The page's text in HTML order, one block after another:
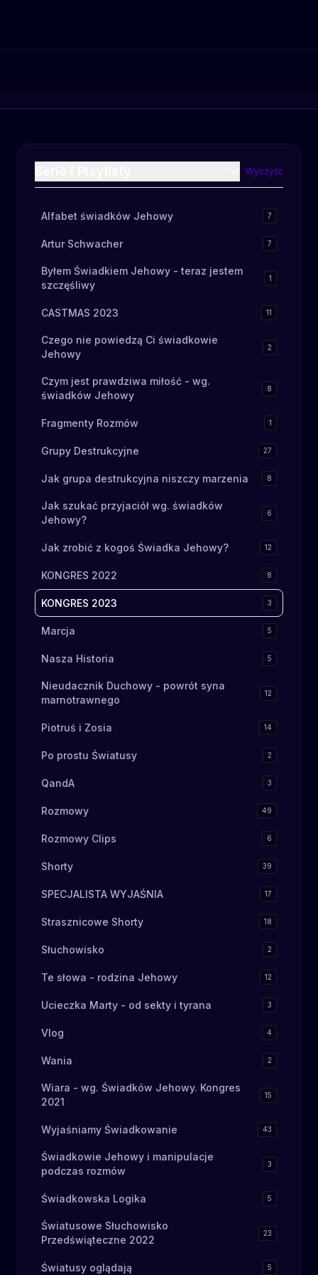
Wyczyść
Alfabet świadków Jehowy 7
Artur Schwacher 7
Byłem Świadkiem Jehowy - teraz jestem
szczęśliwy
1
CASTMAS 2023 11
Czego nie powiedzą Ci świadkowie
Jehowy
2
Czym jest prawdziwa miłość - wg.
świadków Jehowy
8
Fragmenty Rozmów 1
Grupy Destrukcyjne 27
Jak grupa destrukcyjna niszczy marzenia 8
Jak szukać przyjaciół wg. świadków
Jehowy?
6
Jak zrobić z kogoś Świadka Jehowy? 12
KONGRES 2022 8
KONGRES 2023 3
Marcja 5
Nasza Historia 5
Nieudacznik Duchowy - powrót syna
marnotrawnego
12
Piotruś i Zosia 14
Po prostu Światusy 2
QandA 3
Rozmowy 49
Rozmowy Clips 6
Shorty 39
SPECJALISTA WYJAŚNIA 17
Strasznicowe Shorty 18
Słuchowisko 2
Te słowa - rodzina Jehowy 12
Ucieczka Marty - od sekty i tyrana 3
Vlog 4
Wania 2
Wiara - wg. Świadków Jehowy. Kongres
2021
15
Wyjaśniamy Świadkowanie 43
Świadkowie Jehowy i manipulacje
podczas rozmów
3
Świadkowska Logika 5
Światusowe Słuchowisko
Przedświąteczne 2022
23
Światusy oglądają 5